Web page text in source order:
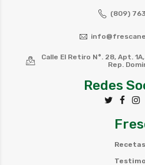
(809)
Calle El Retiro N°. 28, Apt.
Rep.
Redes
Recetas